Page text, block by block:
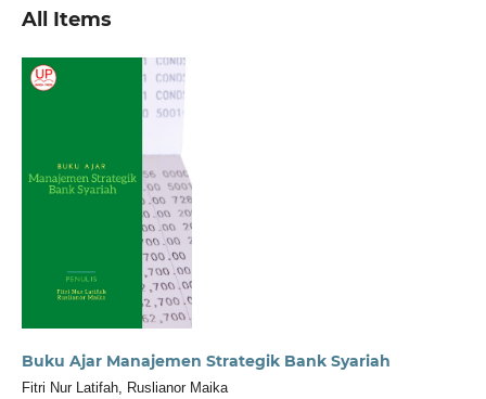
All Items
Buku Ajar Manajemen Strategik Bank Syariah
Fitri Nur Latifah, Ruslianor Maika